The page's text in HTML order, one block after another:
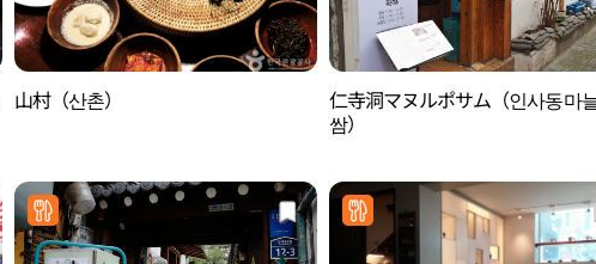
山村（산촌）
仁寺洞マヌルポサム（인사동마
쌈）